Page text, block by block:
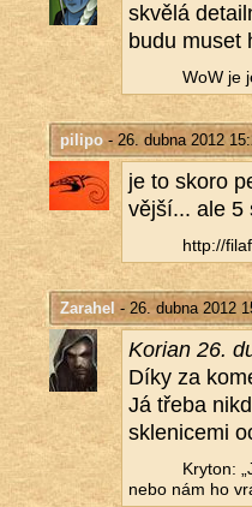
skvě­lá
budu muset
WoW je
pilipo- 26. dubna 2012
je to skoro
věj­ší... ale 5
http://​
Zarahel - 26. dubna 2012
Ko­ri­an 26.
Díky za
Já třeba
skle­ni­ce­mi
Kry­ton:
nebo nám ho